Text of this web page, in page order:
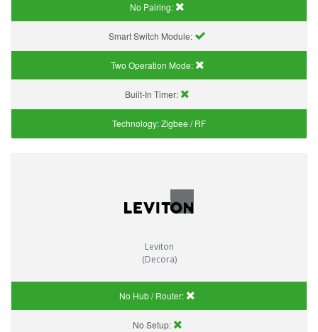
No Pairing:
Smart Switch Module:
Two Operation Mode:
Built-In Timer:
Technology:Zigbee / RF
Leviton
(Decora)
No Hub / Router:
No Setup: